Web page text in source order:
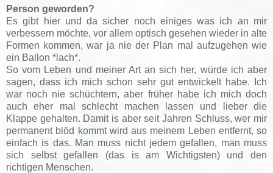
Person geworden?
Es gibt hier und da sicher noch einiges was ich an mir
verbessern möchte, vor allem optisch gesehen wieder in alte
Formen kommen, war ja nie der Plan mal aufzugehen wie
ein Ballon *lach*.
So vom Leben und meiner Art an sich her, würde ich aber
sagen, dass ich mich schon sehr gut entwickelt habe. Ich
war noch nie schüchtern, aber früher habe ich mich doch
auch eher mal schlecht machen lassen und lieber die
Klappe gehalten. Damit is aber seit Jahren Schluss, wer mir
permanent blöd kommt wird aus meinem Leben entfernt, so
einfach is das. Man muss nicht jedem gefallen, man muss
sich selbst gefallen (das is am Wichtigsten) und den
richtigen Menschen.